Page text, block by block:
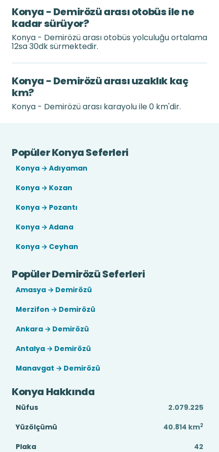
Konya - Demirözü arası otobüs ile ne
kadar sürüyor?
Konya - Demirözü arası otobüs yolculuğu ortalama
12sa 30dk sürmektedir.
Konya - Demirözü arası uzaklık kaç
km?
Konya - Demirözü arası karayolu ile 0 km'dir.
Popüler Konya Seferleri
Konya → Adıyaman
Konya → Kozan
Konya → Pozantı
Konya → Adana
Konya → Ceyhan
Popüler Demirözü Seferleri
Amasya → Demirözü
Merzifon → Demirözü
Ankara → Demirözü
Antalya → Demirözü
Manavgat → Demirözü
Konya Hakkında
Nüfus
2.079.225
Yüzölçümü
40.814 km2
Plaka
42